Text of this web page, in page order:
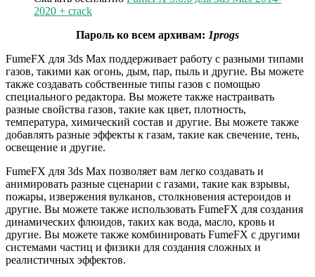
2020 + crack
Пароль ко всем архивам: 1progs
FumeFX для 3ds Max поддерживает работу с разными типами
газов, такими как огонь, дым, пар, пыль и другие. Вы можете
также создавать собственные типы газов с помощью
специального редактора. Вы можете также настраивать
разные свойства газов, такие как цвет, плотность,
температура, химический состав и другие. Вы можете также
добавлять разные эффекты к газам, такие как свечение, тень,
освещение и другие.
FumeFX для 3ds Max позволяет вам легко создавать и
анимировать разные сценарии с газами, такие как взрывы,
пожары, извержения вулканов, столкновения астероидов и
другие. Вы можете также использовать FumeFX для создания
динамических флюидов, таких как вода, масло, кровь и
другие. Вы можете также комбинировать FumeFX с другими
системами частиц и физики для создания сложных и
реалистичных эффектов.